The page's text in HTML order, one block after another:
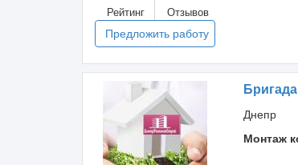
Рейтинг Отзывов
Предложить работу
Днепр
Монтаж